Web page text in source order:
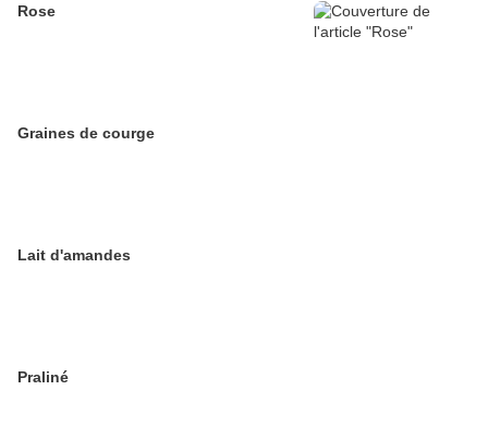
Rose
Graines de courge
Lait d'amandes
Praliné